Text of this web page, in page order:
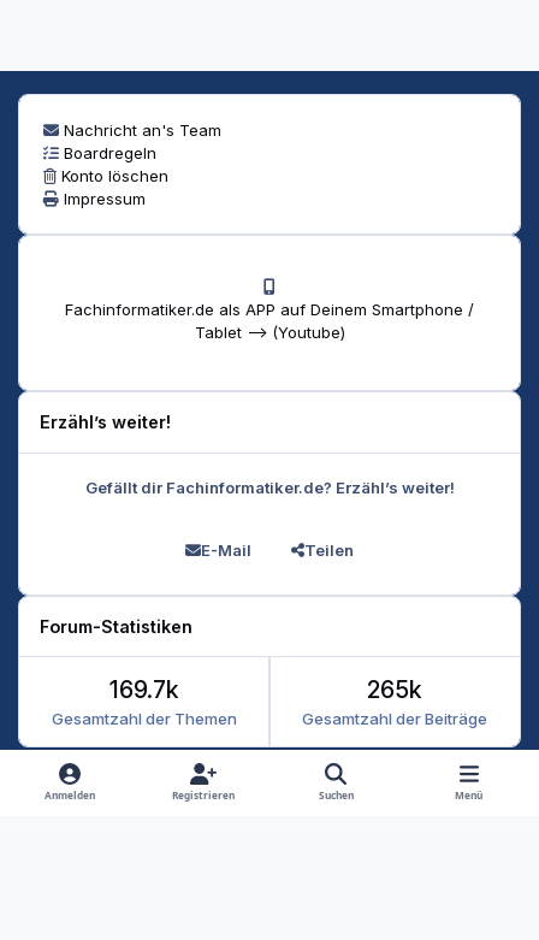
Nachricht an's Team
Boardregeln
Konto löschen
Impressum
Fachinformatiker.de als APP auf Deinem Smartphone /
Tablet --> (Youtube)
Erzähl’s weiter!
Gefällt dir Fachinformatiker.de? Erzähl’s weiter!
E-Mail Teilen
Forum-Statistiken
Gesamtzahl der Themen
169.7k
Gesamtzahl der Beiträge
265k
Heller Modus
Dunkler Modus
Systemeinstellung
Anmelden Registrieren Suchen Menü